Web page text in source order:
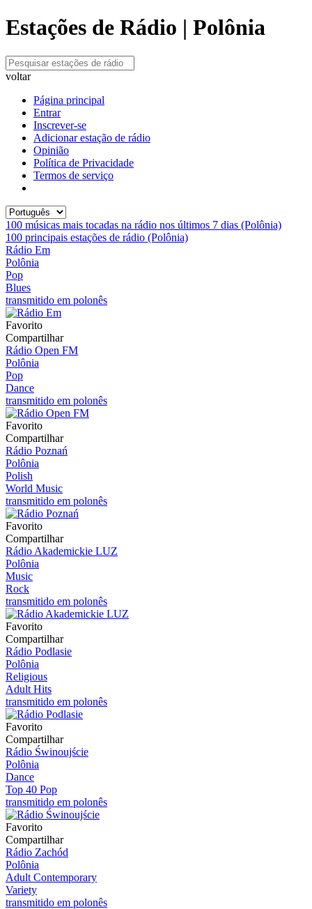
Estações de Rádio | Polônia
voltar
Página principal
Entrar
Inscrever-se
Adicionar estação de rádio
Opinião
Política de Privacidade
Termos de serviço
100 músicas mais tocadas na rádio nos últimos 7 dias (Polônia)
100 principais estações de rádio (Polônia)
Rádio Em
Polônia
Pop
Blues
transmitido em polonês
Favorito
Compartilhar
Rádio Open FM
Polônia
Pop
Dance
transmitido em polonês
Favorito
Compartilhar
Rádio Poznań
Polônia
Polish
World Music
transmitido em polonês
Favorito
Compartilhar
Rádio Akademickie LUZ
Polônia
Music
Rock
transmitido em polonês
Favorito
Compartilhar
Rádio Podlasie
Polônia
Religious
Adult Hits
transmitido em polonês
Favorito
Compartilhar
Rádio Świnoujście
Polônia
Dance
Top 40 Pop
transmitido em polonês
Favorito
Compartilhar
Rádio Zachód
Polônia
Adult Contemporary
Variety
transmitido em polonês